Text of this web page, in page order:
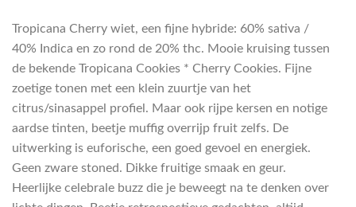
Tropicana Cherry wiet, een fijne hybride: 60% sativa /
40% Indica en zo rond de 20% thc. Mooie kruising tussen
de bekende Tropicana Cookies * Cherry Cookies. Fijne
zoetige tonen met een klein zuurtje van het
citrus/sinasappel profiel. Maar ook rijpe kersen en notige
aardse tinten, beetje muffig overrijp fruit zelfs. De
uitwerking is euforische, een goed gevoel en energiek.
Geen zware stoned. Dikke fruitige smaak en geur.
Heerlijke celebrale buzz die je beweegt na te denken over